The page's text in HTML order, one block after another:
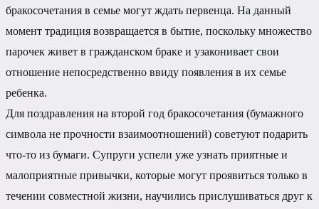
бракосочетания в семье могут ждать первенца. На данный
момент традиция возвращается в бытие, поскольку множество
парочек живет в гражданском браке и узаконивает свои
отношение непосредственно ввиду появления в их семье
ребенка.
Для поздравления на второй год бракосочетания (бумажного
символа не прочности взаимоотношений) советуют подарить
что-то из бумаги. Супруги успели уже узнать приятные и
малоприятные привычки, которые могут проявиться только в
течении совместной жизни, научились прислушиваться друг к